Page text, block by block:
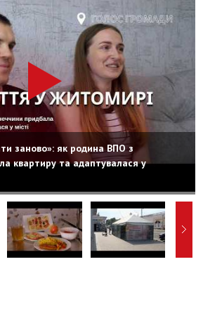
заново»: як родина ВПО з
квартиру та адаптувалася у